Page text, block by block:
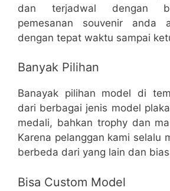
dan terjadwal dengan
pemesanan souvenir anda
dengan tepat waktu sampai
Banyak Pilihan
Banayak pilihan model di
dari berbagai jenis model
medali, bahkan trophy dan
Karena pelanggan kami selalu
berbeda dari yang lain dan
Bisa Custom Model